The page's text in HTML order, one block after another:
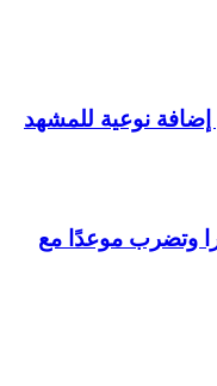
إضافة نوعية للمشهد
وتضرب موعدًا مع